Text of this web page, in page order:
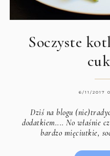
Soczyste
6/11/2017
Dziś na blogu
dodatkiem.... No właśnie
bardzo mięciutkie,